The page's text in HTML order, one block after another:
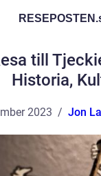
RESEPOSTEN.
till
Historia,
2023 Jon